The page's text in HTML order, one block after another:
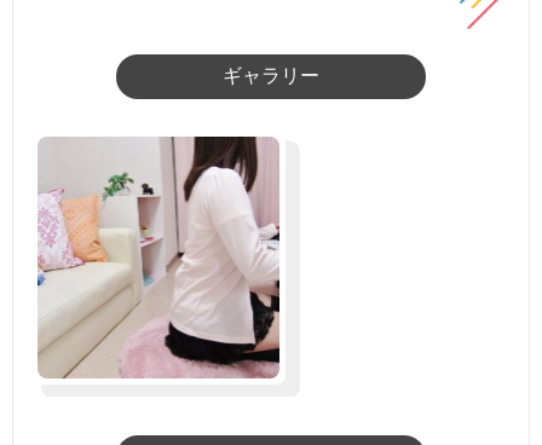
ギャラリー